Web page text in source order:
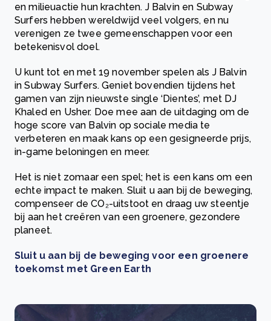
en milieuactie hun krachten. J Balvin en Subway
Surfers hebben wereldwijd veel volgers, en nu
verenigen ze twee gemeenschappen voor een
betekenisvol doel.
U kunt tot en met 19 november spelen als J Balvin
in Subway Surfers. Geniet bovendien tijdens het
gamen van zijn nieuwste single ‘Dientes’, met DJ
Khaled en Usher. Doe mee aan de uitdaging om de
hoge score van Balvin op sociale media te
verbeteren en maak kans op een gesigneerde prijs,
in-game beloningen en meer.
Het is niet zomaar een spel; het is een kans om een
echte impact te maken. Sluit u aan bij de beweging,
compenseer de CO₂-uitstoot en draag uw steentje
bij aan het creëren van een groenere, gezondere
planeet.
Sluit u aan bij de beweging voor een groenere
toekomst met Green Earth